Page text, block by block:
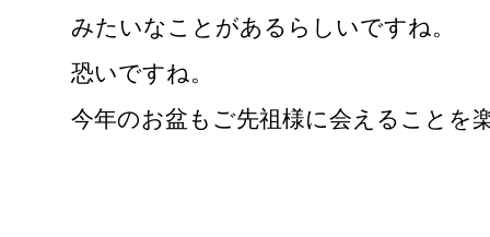
みたいなことがあるらしいですね。
恐いですね。
今年のお盆もご先祖様に会えることを